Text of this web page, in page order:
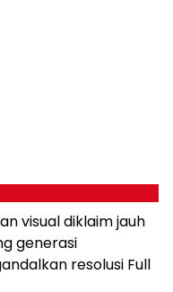
visual diklaim jauh
generasi
resolusi Full